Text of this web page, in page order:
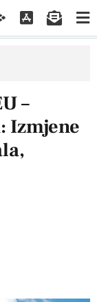
–
Izmjene